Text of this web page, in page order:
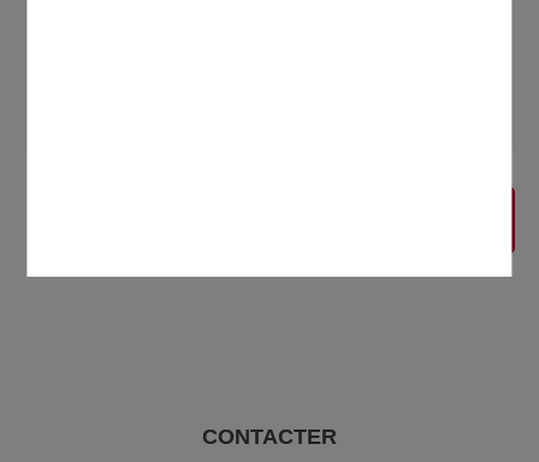
CONTACTER